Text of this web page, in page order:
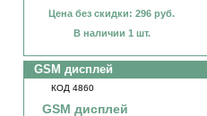
Цена без скидки: 296 руб.
В наличии 1 шт.
GSM дисплей
КОД 4860
GSM дисплей